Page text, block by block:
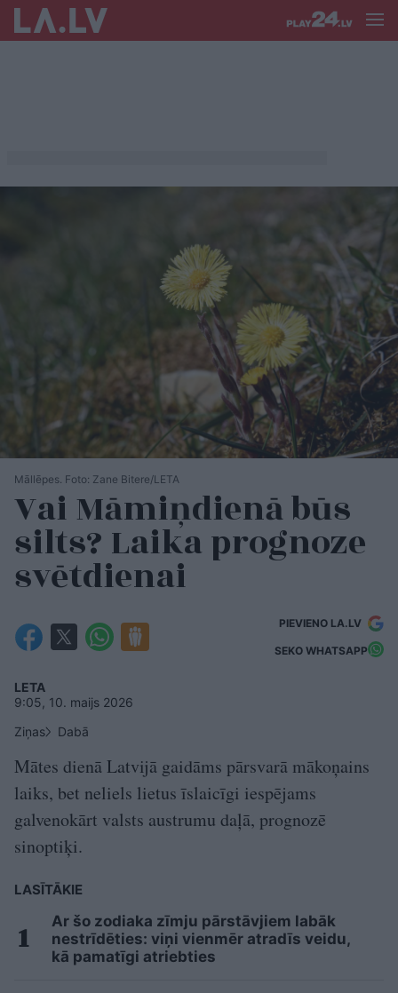
Māllēpes. Foto: Zane Bitere/LETA
Vai Māmiņdienā būs
silts? Laika prognoze
svētdienai
PIEVIENO LA.LV
SEKO WHATSAPP
LETA
9:05, 10. maijs 2026
Ziņas
Dabā
Mātes dienā Latvijā gaidāms pārsvarā mākoņains
laiks, bet neliels lietus īslaicīgi iespējams
galvenokārt valsts austrumu daļā, prognozē
sinoptiķi.
LASĪTĀKIE
Ar šo zodiaka zīmju pārstāvjiem labāk
nestrīdēties: viņi vienmēr atradīs veidu,
kā pamatīgi atriebties